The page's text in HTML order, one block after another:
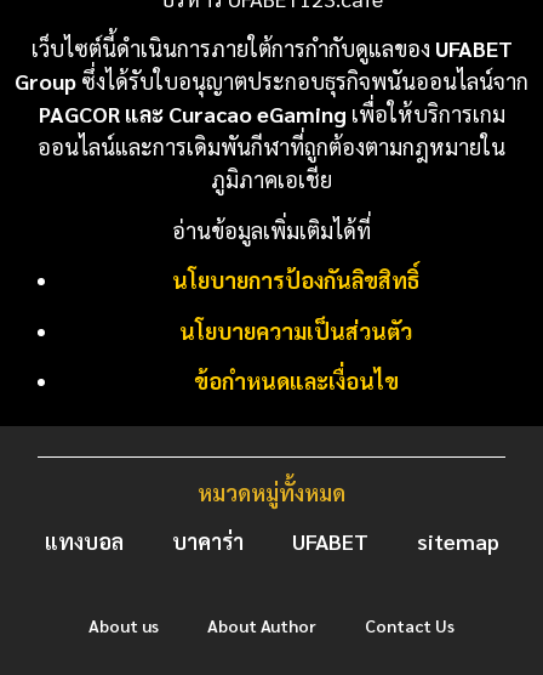
เว็บไซต์นี้ดำเนินการภายใต้การกำกับดูแลของ UFABET
Group ซึ่งได้รับใบอนุญาตประกอบธุรกิจพนันออนไลน์จาก
PAGCOR และ Curacao eGaming เพื่อให้บริการเกม
ออนไลน์และการเดิมพันกีฬาที่ถูกต้องตามกฎหมายใน
ภูมิภาคเอเชีย
อ่านข้อมูลเพิ่มเติมได้ที่
นโยบายการป้องกันลิขสิทธิ์
นโยบายความเป็นส่วนตัว
ข้อกำหนดและเงื่อนไข
หมวดหมู่ทั้งหมด
แทงบอล
บาคาร่า UFABET sitemap
About us About Author Contact Us